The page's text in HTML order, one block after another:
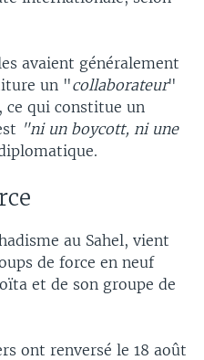
avaient généralement
un "collaborateur"
qui constitue un
"ni un boycott, ni une
au Sahel, vient
de force en neuf
et de son groupe de
ont renversé le 18 août